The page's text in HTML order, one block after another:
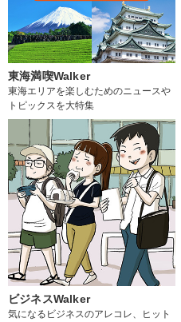
東海満喫Walker
東海エリアを楽しむためのニュースや
トピックスを大特集
ビジネスWalker
気になるビジネスのアレコレ、ヒット